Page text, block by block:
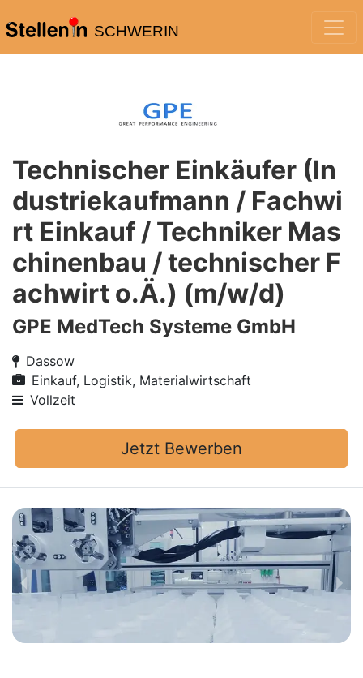
SCHWERIN
Technischer Einkäufer (In
dustriekaufmann / Fachwi
rt Einkauf / Techniker Mas
chinenbau / technischer F
achwirt o.Ä.) (m/w/d)
GPE MedTech Systeme GmbH
Dassow
Einkauf, Logistik, Materialwirtschaft
Vollzeit
Jetzt Bewerben